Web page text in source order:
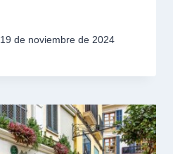
19 de noviembre de 2024